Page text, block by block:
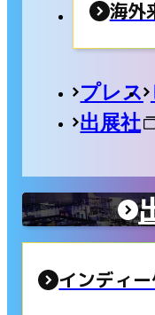
プレス
出展社
海外
インディ